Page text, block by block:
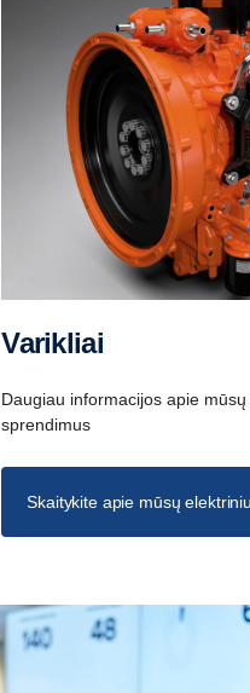
Varikliai
Daugiau informacijos apie
sprendimus
Skaitykite apie mūsų